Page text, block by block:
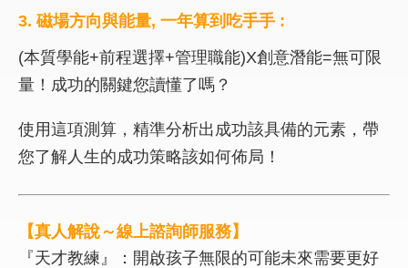
3. 磁場方向與能量, 一年算到吃手手 :
(本質學能+前程選擇+管理職能)X創意潛能=無可限
量！成功的關鍵您讀懂了嗎？
使用這項測算，精準分析出成功該具備的元素，帶
您了解人生的成功策略該如何佈局！
【真人解說～線上諮詢師服務】
『天才教練』：開啟孩子無限的可能未來需要更好